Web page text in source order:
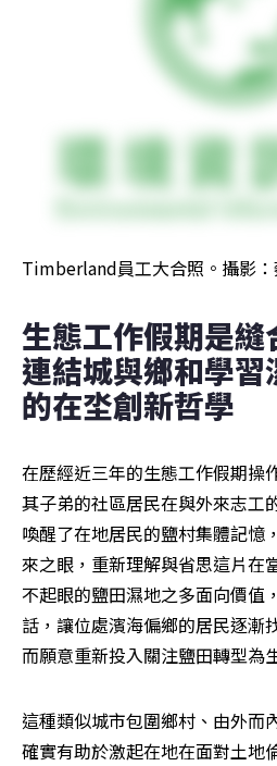
Timberland員工大合照。攝影：
生態工作假期是縫
連結城與鄉和學
的在坔創新哲學
在歷經近三年的生態工作假期操
其子弟的社區居民在與外來志工
喚醒了在地居民的鹽村集體記憶
來之眼，重新理解與省思這片在
不起眼的鹽田濕地之多面向價值
話，讓位處濱海偏鄉的居民逐漸
而願意重新投入關注鹽田轉型為
這種類似城市包圍鄉村、由外而
確實有助於激起在地在面對土地